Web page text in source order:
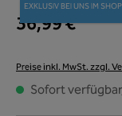
EXKLUSIV BEI UNS IM SHOP
36,99 €
Preise inkl. MwSt. zzgl.
Sofort